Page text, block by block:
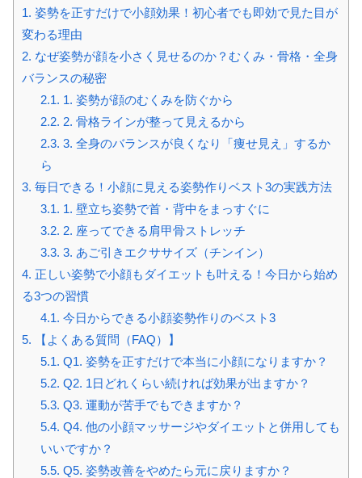
1. 姿勢を正すだけで小顔効果！初心者でも即効で見た目が
変わる理由
2. なぜ姿勢が顔を小さく見せるのか？むくみ・骨格・全身
バランスの秘密
2.1. 1. 姿勢が顔のむくみを防ぐから
2.2. 2. 骨格ラインが整って見えるから
2.3. 3. 全身のバランスが良くなり「痩せ見え」するか
ら
3. 毎日できる！小顔に見える姿勢作りベスト3の実践方法
3.1. 1. 壁立ち姿勢で首・背中をまっすぐに
3.2. 2. 座ってできる肩甲骨ストレッチ
3.3. 3. あご引きエクササイズ（チンイン）
4. 正しい姿勢で小顔もダイエットも叶える！今日から始め
る3つの習慣
4.1. 今日からできる小顔姿勢作りのベスト3
5. 【よくある質問（FAQ）】
5.1. Q1. 姿勢を正すだけで本当に小顔になりますか？
5.2. Q2. 1日どれくらい続ければ効果が出ますか？
5.3. Q3. 運動が苦手でもできますか？
5.4. Q4. 他の小顔マッサージやダイエットと併用しても
いいですか？
5.5. Q5. 姿勢改善をやめたら元に戻りますか？